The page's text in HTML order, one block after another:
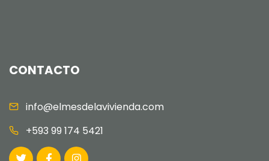
CONTACTO
info@elmesdelavivienda.com
+593 99 174 5421